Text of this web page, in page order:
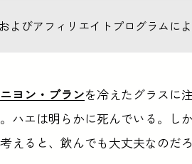
よびアフィリエイトプログラムに
ヨン・ブランを冷えたグラスに
ハエは明らかに死んでいる。し
えると、飲んでも大丈夫なのだ